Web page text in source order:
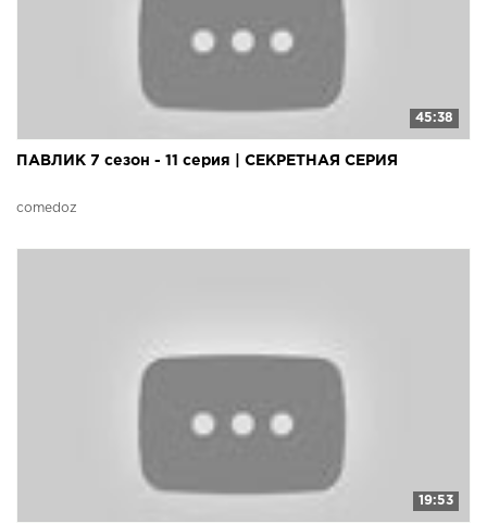
45:38
ПАВЛИК 7 сезон - 11 серия | СЕКРЕТНАЯ СЕРИЯ
comedoz
19:53